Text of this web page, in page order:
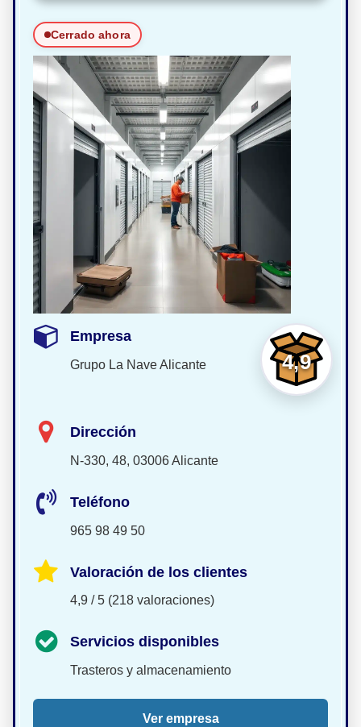
Cerrado ahora
4,9
Empresa
Grupo La Nave Alicante
Dirección
N-330, 48, 03006 Alicante
Teléfono
965 98 49 50
Valoración de los clientes
4,9 / 5 (218 valoraciones)
Servicios disponibles
Trasteros y almacenamiento
Ver empresa